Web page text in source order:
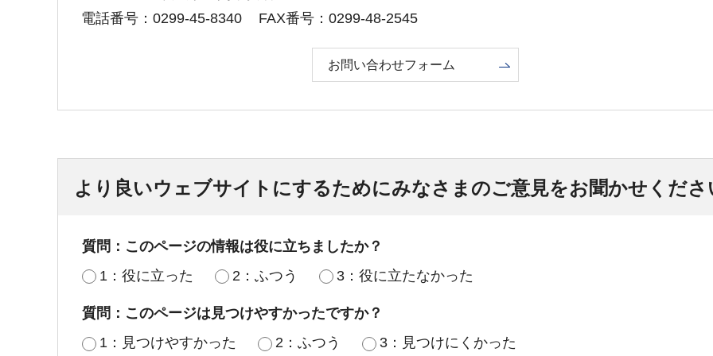
電話番号：0299-45-8340
FAX番号：0299-48-2545
お問い合わせフォーム
より良いウェブサイトにするためにみなさまのご意見をお聞かせくださ
質問：このページの情報は役に立ちましたか？
1：役に立った
2：ふつう 3：役に立たなかった
質問：このページは見つけやすかったですか？
1：見つけやすかった
2：ふつう 3：見つけにくかった